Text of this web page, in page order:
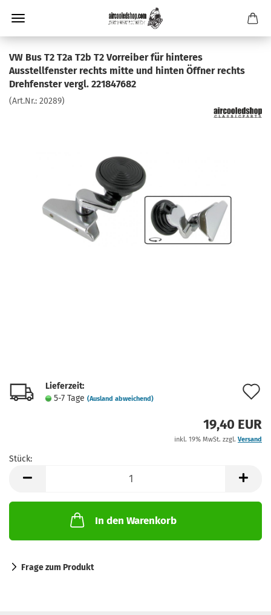
VW Bus T2 T2a T2b T2 Vorreiber für hinteres
Ausstellfenster rechts mitte und hinten Öffner rechts
Drehfenster vergl. 221847682
(Art.Nr.: 20289)
Lieferzeit:
5-7 Tage (Ausland abweichend)
19,40 EUR
inkl. 19% MwSt. zzgl. Versand
Stück:
In den Warenkorb
Frage zum Produkt